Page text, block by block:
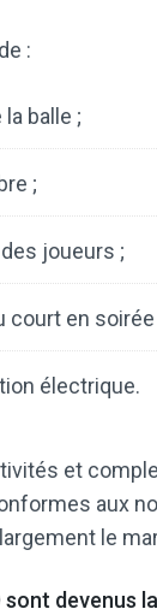
:
balle ;
;
joueurs ;
court en soirée
électrique.
et
aux
le
devenus